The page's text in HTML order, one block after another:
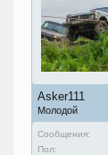
Asker111
Молодой
Сообщения:
Пол: